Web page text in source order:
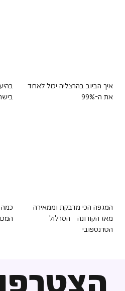
איך הביוב בהרצליה יכול לאחד
את ה-99%
המגפה הכי מדבקת וממאירה
מאז הקורונה - הטרלול
הטרנספובי